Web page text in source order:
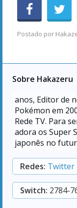
Postado por
Sobre Hakazeru
anos, Editor de
Pokémon em
Rede TV. Para
adora os Super
japonês no
Redes: Twitter
Switch: 2784-